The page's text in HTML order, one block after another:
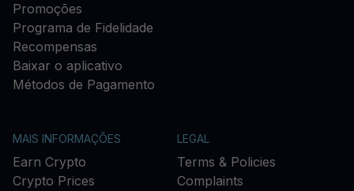
Promoções
Programa de Fidelidade
Recompensas
Baixar o aplicativo
Métodos de Pagamento
MAIS INFORMAÇÕES
Earn Crypto
Crypto Prices
LEGAL
Terms & Policies
Complaints